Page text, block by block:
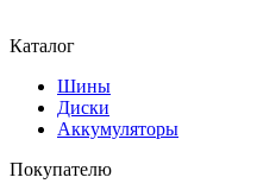
Каталог
Шины
Диски
Аккумуляторы
Покупателю